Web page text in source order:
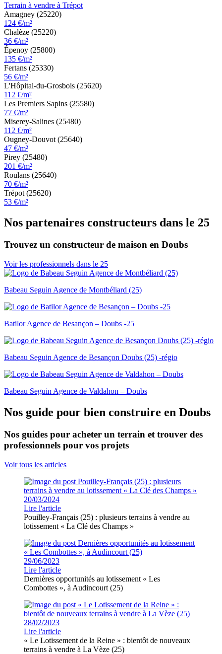
Terrain à vendre à Trépot
Amagney (25220)
124 €/m²
Chalèze (25220)
36 €/m²
Épenoy (25800)
135 €/m²
Fertans (25330)
56 €/m²
L'Hôpital-du-Grosbois (25620)
112 €/m²
Les Premiers Sapins (25580)
77 €/m²
Miserey-Salines (25480)
112 €/m²
Ougney-Douvot (25640)
47 €/m²
Pirey (25480)
201 €/m²
Roulans (25640)
70 €/m²
Trépot (25620)
53 €/m²
Nos partenaires constructeurs dans le 25
Trouvez un constructeur de maison en Doubs
Voir les professionnels dans le 25
Babeau Seguin Agence de Montbéliard (25)
Batilor Agence de Besançon – Doubs -25
Babeau Seguin Agence de Besançon Doubs (25) -régio
Babeau Seguin Agence de Valdahon – Doubs
Nos guide pour bien construire en Doubs
Nos guides pour acheter un terrain et trouver des
professionnels pour vos projets
Voir tous les articles
20/03/2024
Lire l'article
Pouilley-Français (25) : plusieurs terrains à vendre au
lotissement « La Clé des Champs »
29/06/2023
Lire l'article
Dernières opportunités au lotissement « Les
Combottes », à Audincourt (25)
28/02/2023
Lire l'article
« Le Lotissement de la Reine » : bientôt de nouveaux
terrains à vendre à La Vèze (25)